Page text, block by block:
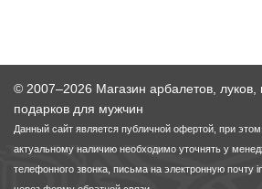
© 2007–2026 Магазин арбалетов, луков,
подарков для мужчин
Данный сайт является публичной офертой, при
актуальному наличию необходимо уточнять у
телефонного звонка, письма на электронную почту